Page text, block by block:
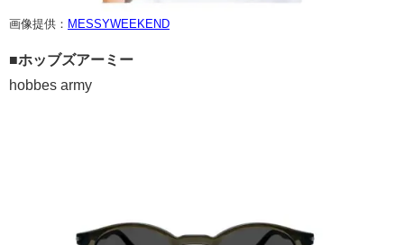
画像提供： MESSYWEEKEND
■ホッブズアーミー
hobbes army